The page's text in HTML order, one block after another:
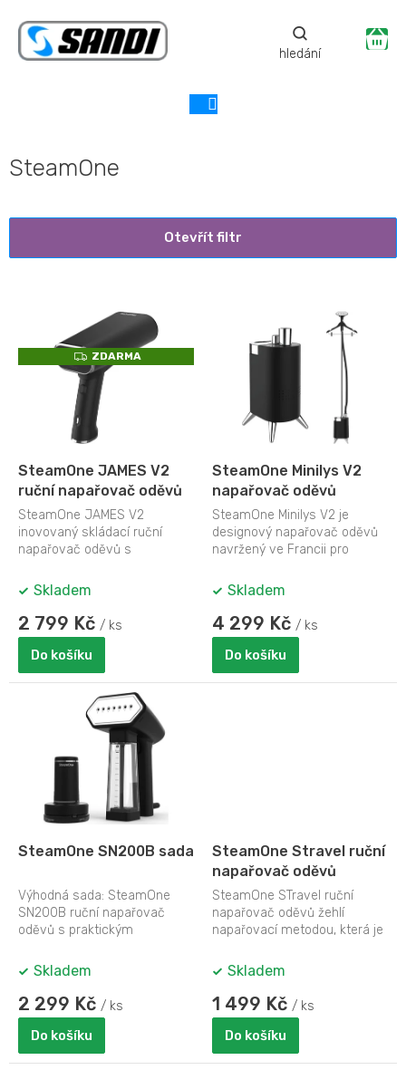
obsah
SteamOne
Otevřít filtr
p
d
Z
D
ZDARMA
SteamOne JAMES V2
ruční napařovač oděvů
SteamOne JAMES V2
inovovaný skládací ruční
napařovač oděvů s
plochou nahřívanou na 100°C
Skladem
2 799 Kč / ks
Do košíku
SteamOne Minilys V2
napařovač oděvů
SteamOne Minilys V2 je
designový napařovač oděvů
navržený ve Francii pro
oblečení. Minilys...
Skladem
4 299 Kč / ks
Do košíku
SteamOne SN200B sada
Výhodná sada: SteamOne
SN200B ruční napařovač
oděvů s praktickým
SteamOne RP10B. Výhodné
Skladem
2 299 Kč / ks
Do košíku
SteamOne Stravel ruční
napařovač oděvů
SteamOne STravel ruční
napařovač oděvů žehlí
napařovací metodou, která je
šetrnější než...
Skladem
1 499 Kč / ks
Do košíku